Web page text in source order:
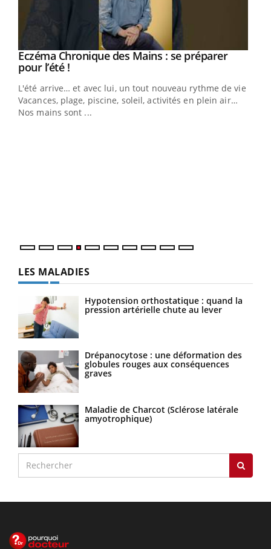
Youtube
Eczéma Chronique des Mains : se préparer
pour l’été !Youtube
L'été arrive… et avec lui, un tout nouveau rythme de vie !
Vacances, plage, piscine, soleil, activités en plein air…
Nos mains sont ...
LES MALADIES
Hypotension orthostatique : quand la
pression artérielle chute au lever
Drépanocytose : une déformation des
globules rouges aux conséquences
graves
Maladie de Charcot (Sclérose latérale
amyotrophique)